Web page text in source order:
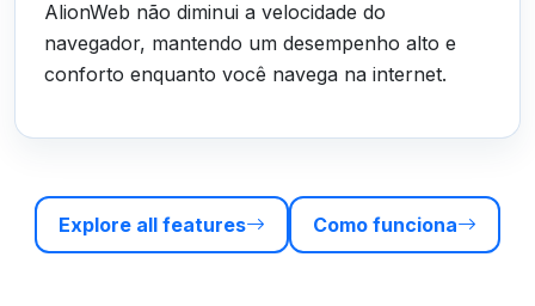
AlionWeb não diminui a velocidade do
navegador, mantendo um desempenho alto e
conforto enquanto você navega na internet.
Explore all features Como funciona